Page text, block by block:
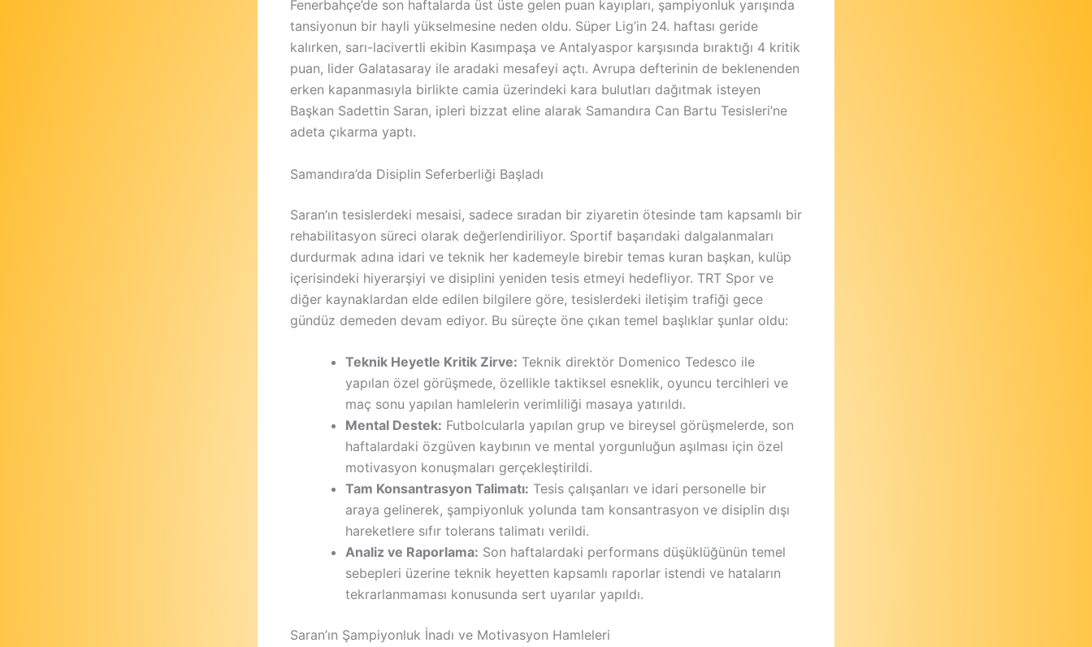
Fenerbahçe’de son haftalarda üst üste gelen puan kayıpları, şampiyonluk yarışında
tansiyonun bir hayli yükselmesine neden oldu. Süper Lig’in 24. haftası geride
kalırken, sarı-lacivertli ekibin Kasımpaşa ve Antalyaspor karşısında bıraktığı 4 kritik
puan, lider Galatasaray ile aradaki mesafeyi açtı. Avrupa defterinin de beklenenden
erken kapanmasıyla birlikte camia üzerindeki kara bulutları dağıtmak isteyen
Başkan Sadettin Saran, ipleri bizzat eline alarak Samandıra Can Bartu Tesisleri’ne
adeta çıkarma yaptı.
Samandıra’da Disiplin Seferberliği Başladı
Saran’ın tesislerdeki mesaisi, sadece sıradan bir ziyaretin ötesinde tam kapsamlı bir
rehabilitasyon süreci olarak değerlendiriliyor. Sportif başarıdaki dalgalanmaları
durdurmak adına idari ve teknik her kademeyle birebir temas kuran başkan, kulüp
içerisindeki hiyerarşiyi ve disiplini yeniden tesis etmeyi hedefliyor. TRT Spor ve
diğer kaynaklardan elde edilen bilgilere göre, tesislerdeki iletişim trafiği gece
gündüz demeden devam ediyor. Bu süreçte öne çıkan temel başlıklar şunlar oldu:
Teknik Heyetle Kritik Zirve: Teknik direktör Domenico Tedesco ile
yapılan özel görüşmede, özellikle taktiksel esneklik, oyuncu tercihleri ve
maç sonu yapılan hamlelerin verimliliği masaya yatırıldı.
Mental Destek: Futbolcularla yapılan grup ve bireysel görüşmelerde, son
haftalardaki özgüven kaybının ve mental yorgunluğun aşılması için özel
motivasyon konuşmaları gerçekleştirildi.
Tam Konsantrasyon Talimatı: Tesis çalışanları ve idari personelle bir
araya gelinerek, şampiyonluk yolunda tam konsantrasyon ve disiplin dışı
hareketlere sıfır tolerans talimatı verildi.
Analiz ve Raporlama: Son haftalardaki performans düşüklüğünün temel
sebepleri üzerine teknik heyetten kapsamlı raporlar istendi ve hataların
tekrarlanmaması konusunda sert uyarılar yapıldı.
Saran’ın Şampiyonluk İnadı ve Motivasyon Hamleleri